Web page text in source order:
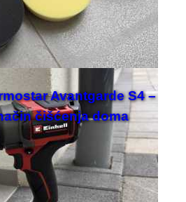
Avantgarde S4 –
čišćenja doma